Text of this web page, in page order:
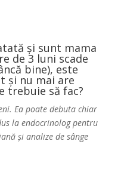
și sunt mama
de 3 luni scade
bine), este
și nu mai are
trebuie să fac?
Ea poate debuta chiar
la endocrinolog pentru
și analize de sânge